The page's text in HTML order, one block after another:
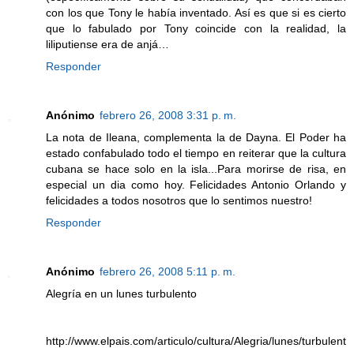
con los que Tony le había inventado. Así es que si es cierto
que lo fabulado por Tony coincide con la realidad, la
liliputiense era de anjá…
Responder
Anónimo febrero 26, 2008 3:31 p. m.
La nota de Ileana, complementa la de Dayna. El Poder ha
estado confabulado todo el tiempo en reiterar que la cultura
cubana se hace solo en la isla...Para morirse de risa, en
especial un dia como hoy. Felicidades Antonio Orlando y
felicidades a todos nosotros que lo sentimos nuestro!
Responder
Anónimo febrero 26, 2008 5:11 p. m.
Alegría en un lunes turbulento
http://www.elpais.com/articulo/cultura/Alegria/lunes/turbulent